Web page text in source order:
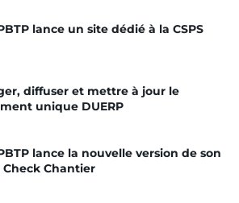
entend accompagner
chef de chantier, chef
tout en lui rappelant
de prévention.
a ainsi vocation à renforcer la
digitaux déjà à disposition
Avec une dimension ludique,
lance un site dédié à la CSPS
diffuser et mettre à jour le
unique DUERP
lance la nouvelle version de son
Chantier